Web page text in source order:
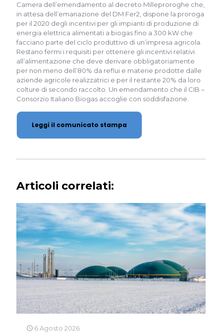
Camera dell’emendamento al decreto Milleproroghe che,
in attesa dell’emanazione del DM Fer2, dispone la proroga
per il 2020 degli incentivi per gli impianti di produzione di
energia elettrica alimentati a biogas fino a 300 kW che
facciano parte del ciclo produttivo di un’impresa agricola.
Restano fermi i requisiti per ottenere gli incentivi relativi
all’alimentazione che deve derivare obbligatoriamente
per non meno dell’80% da reflui e materie prodotte dalle
aziende agricole realizzatrici e per il restante 20% da loro
colture di secondo raccolto. Un emendamento che il CIB –
Consorzio Italiano Biogas accoglie con soddisfazione.
Leggi il comunicato stampa
Articoli correlati:
6 Agosto 2026